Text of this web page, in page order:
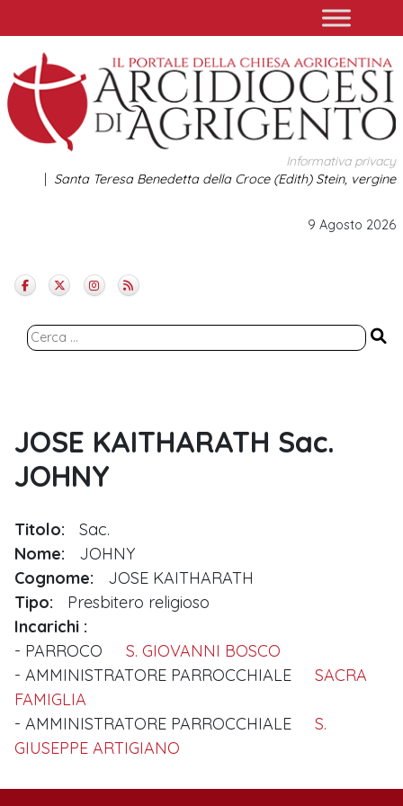
to
content
Informativa privacy
Santa Teresa Benedetta della Croce (Edith) Stein, vergine
9 Agosto 2026
Ricerca
JOSE KAITHARATH Sac.
JOHNY
Titolo:
Sac.
Nome:
JOHNY
Cognome:
JOSE KAITHARATH
Tipo:
Presbitero religioso
Incarichi
PARROCO
S. GIOVANNI BOSCO
AMMINISTRATORE PARROCCHIALE
SACRA
FAMIGLIA
AMMINISTRATORE PARROCCHIALE
S.
GIUSEPPE ARTIGIANO